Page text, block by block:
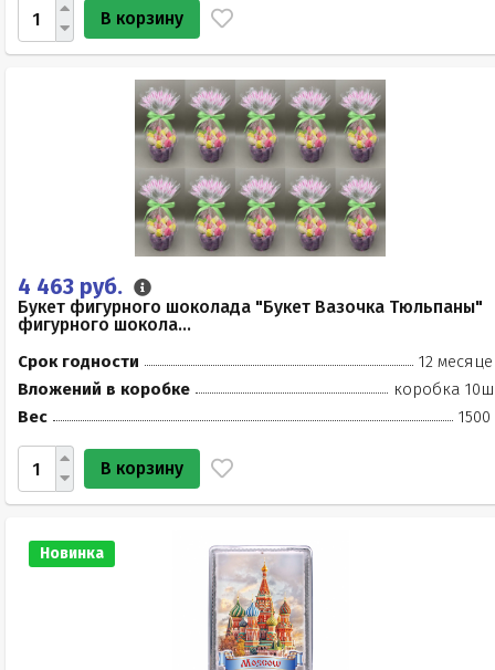
В корзину
4 463 руб.
Букет фигурного шоколада "Букет Вазочка Тюльпаны"
фигурного шокола...
Срок годности
12
Вложений в коробке
коробка
Вес
1500
В корзину
Новинка